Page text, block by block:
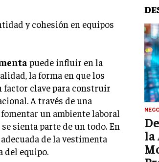
LIFESTYLE
MARKETING
puede influir en la
la forma en que los
factor clave para construir
A través de una
un ambiente laboral
sienta parte de un todo. En
de la vestimenta
del equipo.
la